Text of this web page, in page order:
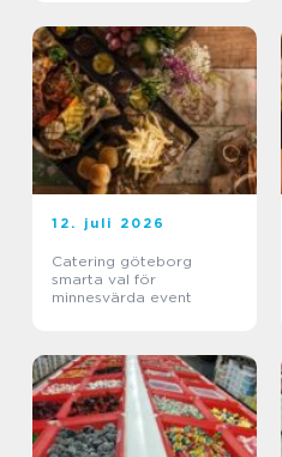
12. juli 2026
Catering göteborg
smarta val för
minnesvärda event